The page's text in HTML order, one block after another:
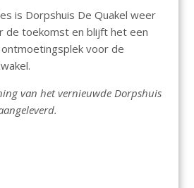
is Dorpshuis De Quakel weer
de toekomst en blijft het een
voor de
van het vernieuwde Dorpshuis